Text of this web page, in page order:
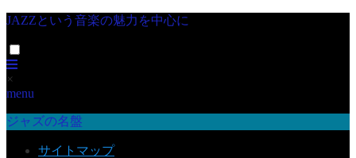
JAZZという音楽の魅力を中心に
×
menu
ジャズの名盤
サイトマップ